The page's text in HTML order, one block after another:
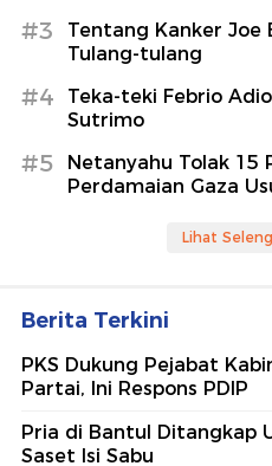
#3
Tentang Kanker Joe
Tulang-tulang
#4
Teka-teki Febrio
Sutrimo
#5
Netanyahu Tolak 15
Perdamaian Gaza
Lihat
Berita Terkini
PKS Dukung Pejabat
Partai, Ini Respons PDIP
Pria di Bantul Ditangkap
Saset Isi Sabu